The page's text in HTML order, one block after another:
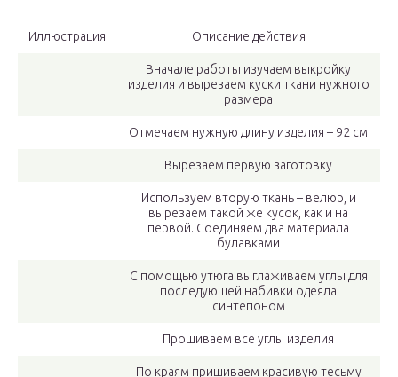
Иллюстрация Описание действия
Вначале работы изучаем выкройку
изделия и вырезаем куски ткани нужного
размера
Отмечаем нужную длину изделия – 92 см
Вырезаем первую заготовку
Используем вторую ткань – велюр, и
вырезаем такой же кусок, как и на
первой. Соединяем два материала
булавками
С помощью утюга выглаживаем углы для
последующей набивки одеяла
синтепоном
Прошиваем все углы изделия
По краям пришиваем красивую тесьму